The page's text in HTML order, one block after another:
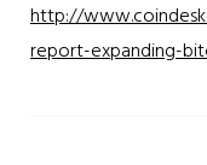
http://
report-expanding-